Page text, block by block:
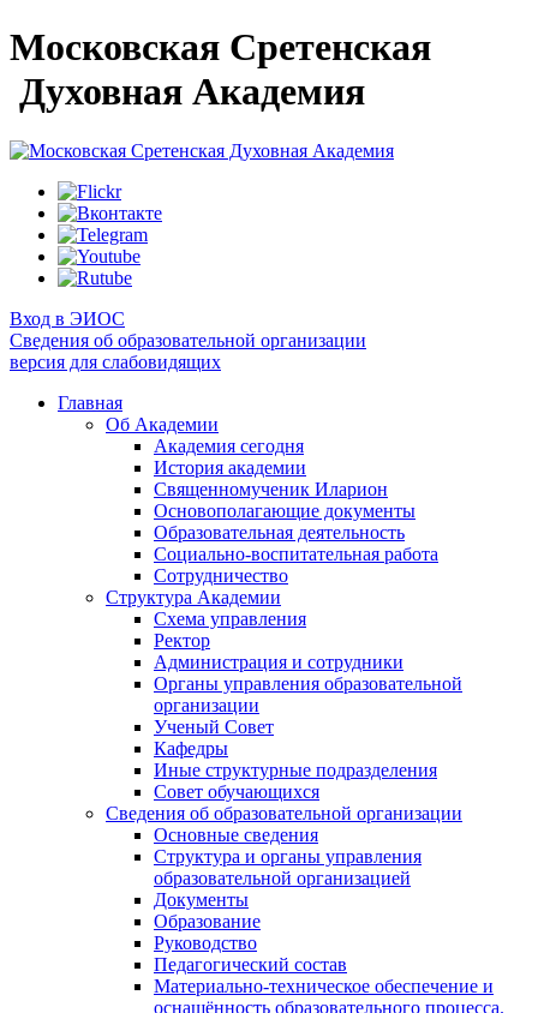
Московская Сретенская
Духовная Академия
Вход в ЭИОС
Сведения об образовательной организации
версия для слабовидящих
Главная
Об Академии
Академия сегодня
История академии
Священномученик Иларион
Основополагающие документы
Образовательная деятельность
Социально-воспитательная работа
Сотрудничество
Структура Академии
Схема управления
Ректор
Администрация и сотрудники
Органы управления образовательной
организации
Ученый Совет
Кафедры
Иные структурные подразделения
Совет обучающихся
Сведения об образовательной организации
Основные сведения
Структура и органы управления
образовательной организацией
Документы
Образование
Руководство
Педагогический состав
Материально-техническое обеспечение и
оснащённость образовательного процесса.